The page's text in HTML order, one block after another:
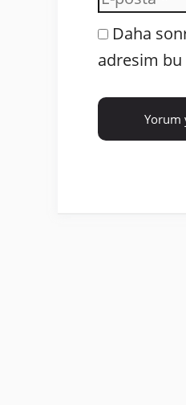
Daha
adresim bu